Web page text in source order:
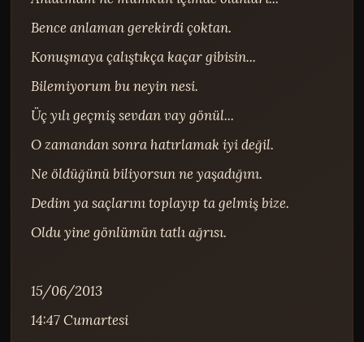
Bence anlaman gerekirdi çoktan.
Konuşmaya çalıştıkça kaçar gibisin...
Bilemiyorum bu neyin nesi.
Üç yılı geçmiş sevdan vay gönül...
O zamandan sonra hatırlamak iyi değil.
Ne öldüğünü biliyorsun ne yaşadığını.
Dedim ya saçlarını toplayıp ta gelmiş bize.
Oldu yine gönlümün tatlı ağrısı.
15/06/2013
14:47 Cumartesi